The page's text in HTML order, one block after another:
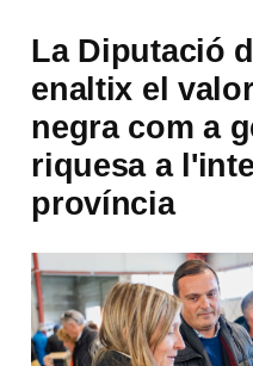
La Diputació
enaltix el
negra com a
riquesa a
província